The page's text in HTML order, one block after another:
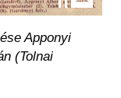
Apponyi
(Tolnai